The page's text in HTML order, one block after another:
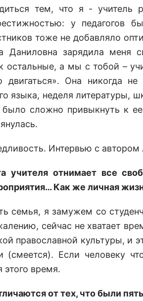
тем, что я - учитель
у педагогов
тоже не добавляло
Даниловна зарядила меня
остальные, а мы с тобой –
двигаться». Она никогда
языка, неделя
сложно привыкнуть к
учителя отнимает все
Как же личная
семья, я замужем со
сейчас не хватает
православной культуры, и
Если человеку
этого время.
от тех, что были